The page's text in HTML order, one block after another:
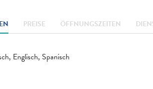
PREISE ÖFFNUNGSZEITEN
Englisch, Spanisch